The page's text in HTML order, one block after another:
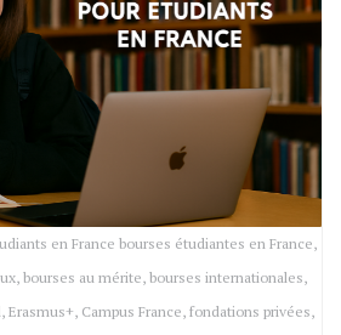
en France bourses étudiantes en France,
bourses au mérite, bourses internationales,
Erasmus+, Campus France, fondations privées,